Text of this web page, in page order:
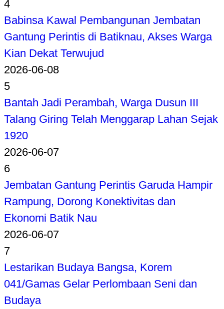
4
Babinsa Kawal Pembangunan Jembatan
Gantung Perintis di Batiknau, Akses Warga
Kian Dekat Terwujud
2026-06-08
5
Bantah Jadi Perambah, Warga Dusun III
Talang Giring Telah Menggarap Lahan Sejak
1920
2026-06-07
6
Jembatan Gantung Perintis Garuda Hampir
Rampung, Dorong Konektivitas dan
Ekonomi Batik Nau
2026-06-07
7
Lestarikan Budaya Bangsa, Korem
041/Gamas Gelar Perlombaan Seni dan
Budaya